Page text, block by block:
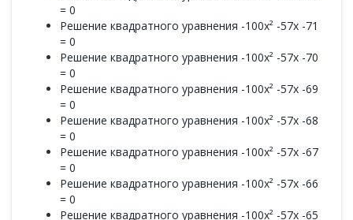
= 0
Решение квадратного уравнения -100x² -57x -71
= 0
Решение квадратного уравнения -100x² -57x -70
= 0
Решение квадратного уравнения -100x² -57x -69
= 0
Решение квадратного уравнения -100x² -57x -68
= 0
Решение квадратного уравнения -100x² -57x -67
= 0
Решение квадратного уравнения -100x² -57x -66
= 0
Решение квадратного уравнения -100x² -57x -65